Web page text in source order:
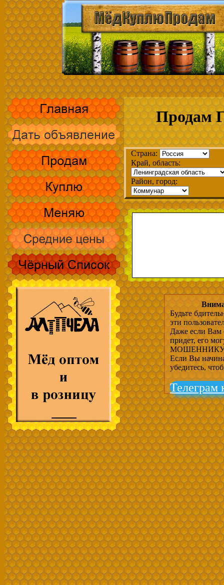
Продам
Страна:
Край, область:
Район, город:
Будьте
эти
Даже если Вам
придет, его
МОШЕННИКУ,
Если Вы
убедитесь,
Телеграм